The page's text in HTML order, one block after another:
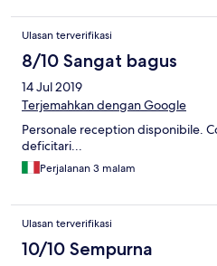
ore e ore senza poter tirare
dare una camera con un bagno in
riferito in reception mi è stato
dei problemi, e grazie al piffero il
problemi quando ho pagato però.
Ulasan terverifikasi
8/10 Sangat bagus
14 Jul 2019
Terjemahkan dengan Google
Personale reception disponibile.
deficitari...
Perjalanan 3 malam
Ulasan terverifikasi
10/10 Sempurna